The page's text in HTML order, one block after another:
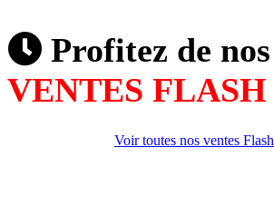
Profitez de nos
VENTES FLASH
Voir toutes nos ventes Flash